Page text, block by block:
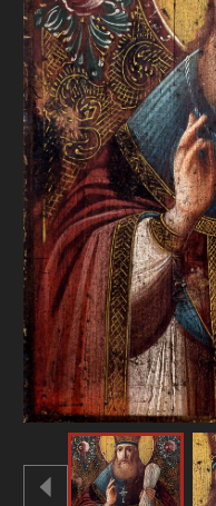
ОНЛАЙН-КРАМНИЦЯ
ПІДТРИМАТИ